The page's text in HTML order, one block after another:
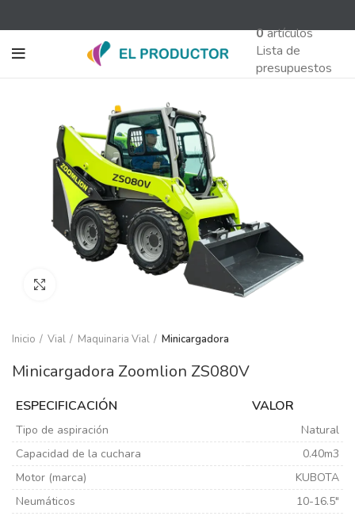
0artículos
Lista de
presupuestos
Inicio Vial Maquinaria Vial Minicargadora
Minicargadora Zoomlion ZS080V
ESPECIFICACIÓN VALOR
Tipo de aspiración
Natural
Capacidad de la cuchara
0.40m3
Motor (marca)
KUBOTA
Neumáticos
10-16.5″